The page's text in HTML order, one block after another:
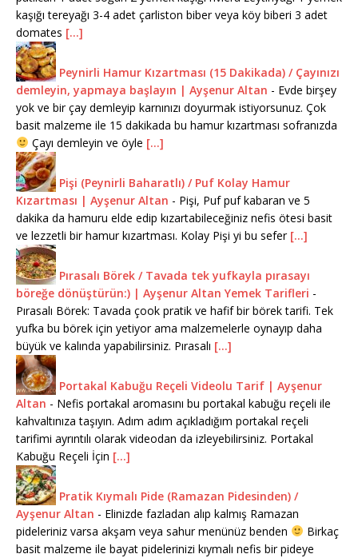
kaşığı tereyağı 3-4 adet çarliston biber veya köy biberi 3 adet
domates [...]
Peynirli Hamur Kızartması (15 Dakikada) / Çayınızı
demleyin, yapmaya başlayın | Ayşenur Altan - Evde birşey
yok ve bir çay demleyip karnınızı doyurmak istiyorsunuz. Çok
basit malzeme ile 15 dakikada bu hamur kızartması sofranızda
Çayı demleyin ve öyle [...]
Pişi (Peynirli Baharatlı) / Puf Kolay Hamur
Kızartması | Ayşenur Altan - Pişi, Puf puf kabaran ve 5
dakika da hamuru elde edip kızartabileceğiniz nefis ötesi basit
ve lezzetli bir hamur kızartması. Kolay Pişi yi bu sefer [...]
Pırasalı Börek / Tavada tek yufkayla pırasayı
böreğe dönüştürün:) | Ayşenur Altan Yemek Tarifleri -
Pırasalı Börek: Tavada çook pratik ve hafif bir börek tarifi. Tek
yufka bu börek için yetiyor ama malzemelerle oynayıp daha
büyük ve kalında yapabilirsiniz. Pırasalı [...]
Portakal Kabuğu Reçeli Videolu Tarif | Ayşenur
Altan - Nefis portakal aromasını bu portakal kabuğu reçeli ile
kahvaltınıza taşıyın. Adım adım açıkladığım portakal reçeli
tarifimi ayrıntılı olarak videodan da izleyebilirsiniz. Portakal
Kabuğu Reçeli İçin [...]
Pratik Kıymalı Pide (Ramazan Pidesinden) /
Ayşenur Altan - Elinizde fazladan alıp kalmış Ramazan
pideleriniz varsa akşam veya sahur menünüz benden
Birkaç
basit malzeme ile bayat pidelerinizi kıymalı nefis bir pideye